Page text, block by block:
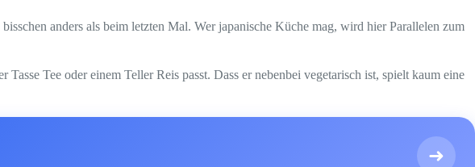
anders als beim letzten Mal. Wer japanische Küche mag, wird hier Parallelen zum
Tee oder einem Teller Reis passt. Dass er nebenbei vegetarisch ist, spielt kaum eine
➜